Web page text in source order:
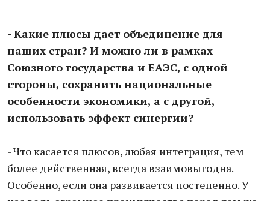
- Какие плюсы дает объединение для
наших стран? И можно ли в рамках
Союзного государства и ЕАЭС, с одной
стороны, сохранить национальные
особенности экономики, а с другой,
использовать эффект синергии?
- Что касается плюсов, любая интеграция, тем
более действенная, всегда взаимовыгодна.
Особенно, если она развивается постепенно. У